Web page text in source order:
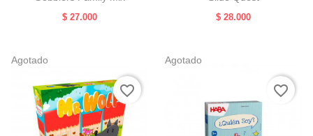
Precio
$ 27.000 Precio
$ 28.000
Agotado
favorite_border
Agotado
favorite_border